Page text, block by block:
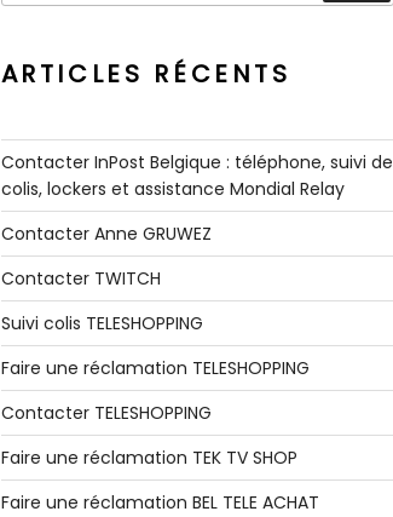
:
ARTICLES RÉCENTS
Contacter InPost Belgique : téléphone, suivi de
colis, lockers et assistance Mondial Relay
Contacter Anne GRUWEZ
Contacter TWITCH
Suivi colis TELESHOPPING
Faire une réclamation TELESHOPPING
Contacter TELESHOPPING
Faire une réclamation TEK TV SHOP
Faire une réclamation BEL TELE ACHAT